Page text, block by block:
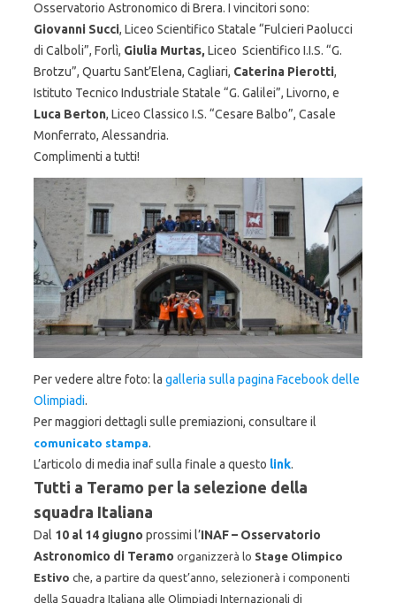
Osservatorio Astronomico di Brera. I vincitori sono:
Giovanni Succi, Liceo Scientifico Statale “Fulcieri Paolucci
di Calboli”, Forlì, Giulia Murtas, Liceo Scientifico I.I.S. “G.
Brotzu”, Quartu Sant’Elena, Cagliari, Caterina Pierotti,
Istituto Tecnico Industriale Statale “G. Galilei”, Livorno, e
Luca Berton, Liceo Classico I.S. “Cesare Balbo”, Casale
Monferrato, Alessandria.
Complimenti a tutti!
Per vedere altre foto: la galleria sulla pagina Facebook delle
Olimpiadi.
Per maggiori dettagli sulle premiazioni, consultare il
comunicato stampa.
L’articolo di media inaf sulla finale a questo link.
Tutti a Teramo per la selezione della
squadra Italiana
Dal 10 al 14 giugno prossimi l’INAF – Osservatorio
Astronomico di Teramo organizzerà lo Stage Olimpico
Estivo che, a partire da quest’anno, selezionerà i componenti
della Squadra Italiana alle Olimpiadi Internazionali di